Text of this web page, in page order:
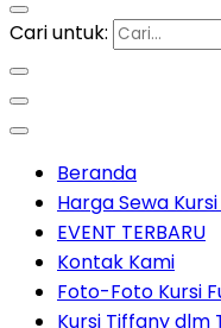
Cari untuk:
Beranda
Harga Sewa
EVENT TERBARU
Kontak Kami
Foto-Foto Kursi
Kursi Tiffany dlm